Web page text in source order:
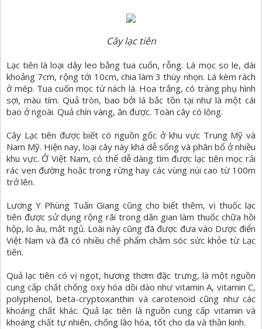
Cây lạc tiên
Lạc tiên là loại dây leo bằng tua cuốn, rỗng. Lá mọc so le, dài
khoảng 7cm, rộng tới 10cm, chia làm 3 thùy nhọn. Lá kèm rách
ở mép. Tua cuốn mọc từ nách lá. Hoa trắng, có tràng phụ hình
sợi, màu tím. Quả tròn, bao bởi lá bắc tồn tại như là một cái
bao ở ngoài. Quả chín vàng, ăn được. Toàn cây có lông.
Cây Lạc tiên được biết có nguồn gốc ở khu vực Trung Mỹ và
Nam Mỹ. Hiện nay, loại cây này khá dễ sống và phân bổ ở nhiều
khu vực. Ở Việt Nam, có thể dễ dàng tìm được lạc tiên mọc rải
rác ven đường hoặc trong rừng hay các vùng núi cao từ 100m
trở lên.
Lương Y Phùng Tuấn Giang cũng cho biết thêm, vị thuốc lạc
tiên được sử dụng rộng rãi trong dân gian làm thuốc chữa hồi
hộp, lo âu, mất ngủ. Loài này cũng đã được đưa vào Dược điển
Việt Nam và đã có nhiều chế phẩm chăm sóc sức khỏe từ Lạc
tiên.
Quả lạc tiên có vị ngọt, hương thơm đặc trưng, là một nguồn
cung cấp chất chống oxy hóa dồi dào như vitamin A, vitamin C,
polyphenol, beta-cryptoxanthin và carotenoid cũng như các
khoáng chất khác. Quả lạc tiên là nguồn cung cấp vitamin và
khoáng chất tự nhiên, chống lão hóa, tốt cho da và thần kinh.